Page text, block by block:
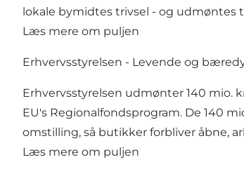
lokale bymidtes trivsel - og udmøntes
Læs mere om puljen
Erhvervsstyrelsen - Levende og
Erhvervsstyrelsen udmønter 140 mio.
EU's Regionalfondsprogram. De 140
omstilling, så butikker forbliver åbne,
Læs mere om puljen